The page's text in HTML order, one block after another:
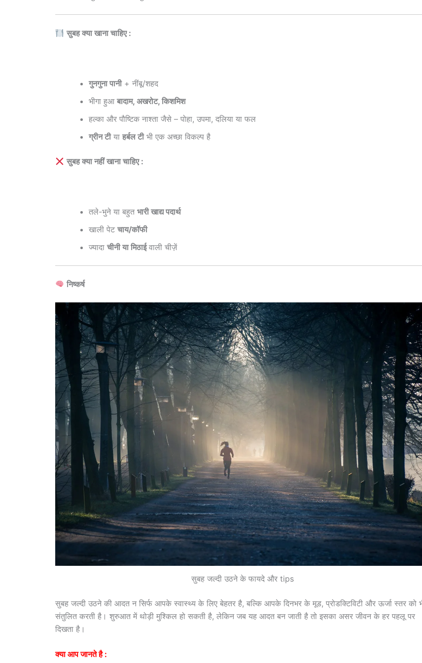
सुबह क्या खाना चाहिए :
गुनगुना पानी+ नींबू/शहद
भीगा हुआ बादाम, अखरोट, किशमिश
हल्का और पौष्टिक नाश्ता जैसे – पोहा, उपमा, दलिया या फल
ग्रीन टीया हर्बल टीभी एक अच्छा विकल्प है
सुबह क्या नहीं खाना चाहिए :
तले-भुने या बहुत भारी खाद्य पदार्थ
खाली पेट चाय/कॉफी
ज्यादा चीनी या मिठाईवाली चीज़ें
निष्कर्ष
सुबह जल्दी उठने के फायदे और tips
सुबह जल्दी उठने की आदत न सिर्फ आपके स्वास्थ्य के लिए बेहतर है, बल्कि आपके दिनभर के मूड, प्रोडक्टिविटी और ऊर्जा स्तर को
संतुलित करती है। शुरुआत में थोड़ी मुश्किल हो सकती है, लेकिन जब यह आदत बन जाती है तो इसका असर जीवन के हर पहलू पर
दिखता है।
क्या आप जानते है :